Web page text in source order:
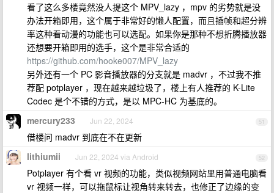
看了这么多楼竟然没人提这个 MPV_lazy ，mpv 的劣势就是没
办法开箱即用，这个属于非常好的懒人配置，而且插帧和超分辨
率这种看动漫的功能也可以选配。如果你是那种不想折腾播放器
还想要开箱即用的选手，这个是非常合适的
https://github.com/hooke007/MPV_lazy
另外还有一个 PC 影音播放器的分支就是 madvr ，不过我不推
荐配 potplayer ，现在越来越垃圾了，楼上有人推荐的 K-Lite
Codec 是个不错的方式，是以 MPC-HC 为基底的。
51
mercury233 Jun 22, 2024
借楼问 madvr 到底在不在更新
52
lithiumii Jun 22, 2024 via Android
Potplayer 有个看 vr 视频的功能，类似视频网站里用普通电脑看
vr 视频一样，可以拖鼠标让视角转来转去，也修正了边缘的变